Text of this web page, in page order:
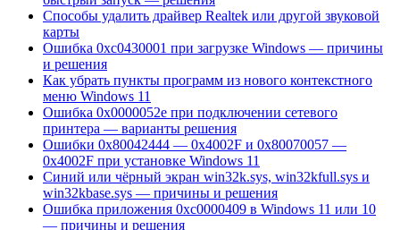
Способы удалить драйвер Realtek или другой звуковой
карты
Ошибка 0xc0430001 при загрузке Windows — причины
и решения
Как убрать пункты программ из нового контекстного
меню Windows 11
Ошибка 0x0000052e при подключении сетевого
принтера — варианты решения
Ошибки 0x80042444 — 0x4002F и 0x80070057 —
0x4002F при установке Windows 11
Синий или чёрный экран win32k.sys, win32kfull.sys и
win32kbase.sys — причины и решения
Ошибка приложения 0xc0000409 в Windows 11 или 10
— причины и решения